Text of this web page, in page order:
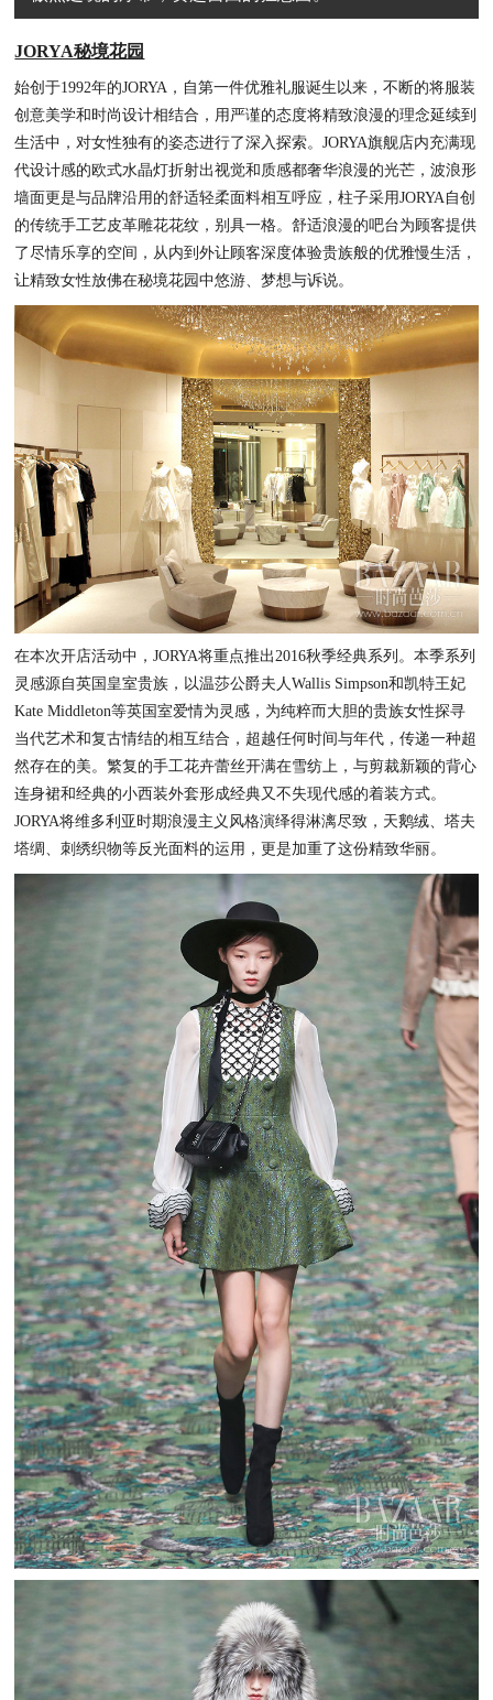
JORYA秘境花园
始创于1992年的JORYA，自第一件优雅礼服诞生以来，不断的将服装
创意美学和时尚设计相结合，用严谨的态度将精致浪漫的理念延续到
生活中，对女性独有的姿态进行了深入探索。JORYA旗舰店内充满现
代设计感的欧式水晶灯折射出视觉和质感都奢华浪漫的光芒，波浪形
墙面更是与品牌沿用的舒适轻柔面料相互呼应，柱子采用JORYA自创
的传统手工艺皮革雕花花纹，别具一格。舒适浪漫的吧台为顾客提供
了尽情乐享的空间，从内到外让顾客深度体验贵族般的优雅慢生活，
让精致女性放佛在秘境花园中悠游、梦想与诉说。
在本次开店活动中，JORYA将重点推出2016秋季经典系列。本季系列
灵感源自英国皇室贵族，以温莎公爵夫人Wallis Simpson和凯特王妃
Kate Middleton等英国室爱情为灵感，为纯粹而大胆的贵族女性探寻
当代艺术和复古情结的相互结合，超越任何时间与年代，传递一种超
然存在的美。繁复的手工花卉蕾丝开满在雪纺上，与剪裁新颖的背心
连身裙和经典的小西装外套形成经典又不失现代感的着装方式。
JORYA将维多利亚时期浪漫主义风格演绎得淋漓尽致，天鹅绒、塔夫
塔绸、刺绣织物等反光面料的运用，更是加重了这份精致华丽。